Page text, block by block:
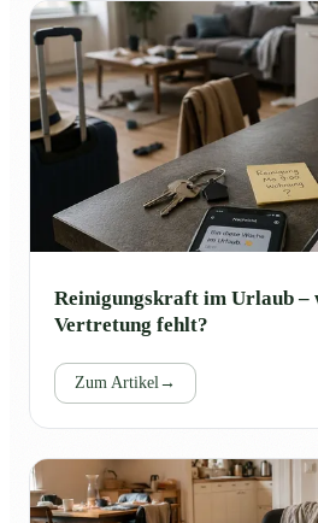
Reinigungskraft im Urlaub –
Vertretung fehlt?
Zum Artikel→